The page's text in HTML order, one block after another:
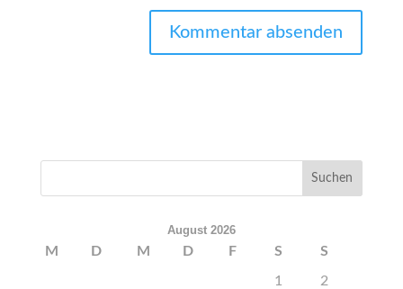
August 2026
M D M D F S S
1 2